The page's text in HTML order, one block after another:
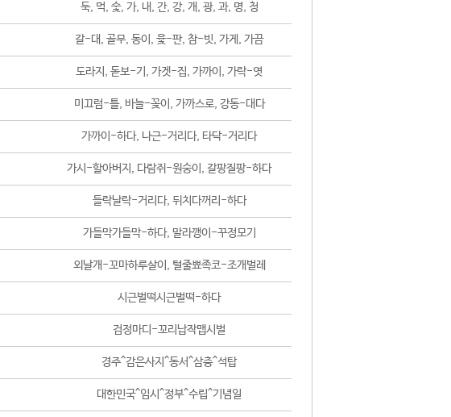
둑, 먹, 숯, 가, 내, 간, 강, 개, 광, 과, 명, 청
갈-대, 골무, 동이, 윷-판, 참-빗, 가게, 가끔
도라지, 돋보-기, 가겟-집, 가까이, 가락-엿
미끄럼-틀, 바늘-꽂이, 가까스로, 강동-대다
가까이-하다, 나근-거리다, 타닥-거리다
가시-할아버지, 다람쥐-원숭이, 갈팡질팡-하다
들락날락-거리다, 뒤치다꺼리-하다
가들막가들막-하다, 말라깽이-꾸정모기
외날개-꼬마하루살이, 털줄뾰족코-조개벌레
시근벌떡시근벌떡-하다
검정마디-꼬리납작맵시벌
경주^감은사지^동서^삼층^석탑
대한민국^임시^정부^수립^기념일